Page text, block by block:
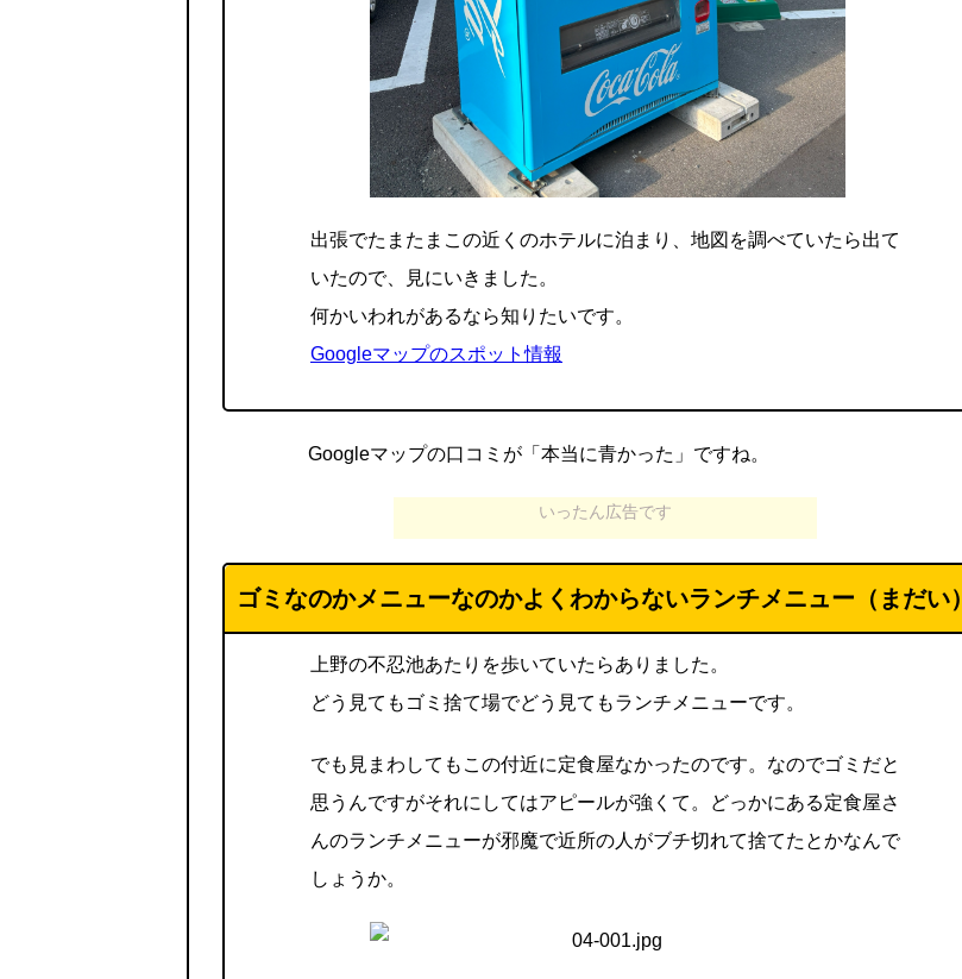
出張でたまたまこの近くのホテルに泊まり、地図を調べていたら出て
いたので、見にいきました。
何かいわれがあるなら知りたいです。
Googleマップのスポット情報
Googleマップの口コミが「本当に青かった」ですね。
いったん広告です
ゴミなのかメニューなのかよくわからないランチメニュー（まだい）
上野の不忍池あたりを歩いていたらありました。
どう見てもゴミ捨て場でどう見てもランチメニューです。
でも見まわしてもこの付近に定食屋なかったのです。なのでゴミだと
思うんですがそれにしてはアピールが強くて。どっかにある定食屋さ
んのランチメニューが邪魔で近所の人がブチ切れて捨てたとかなんで
しょうか。